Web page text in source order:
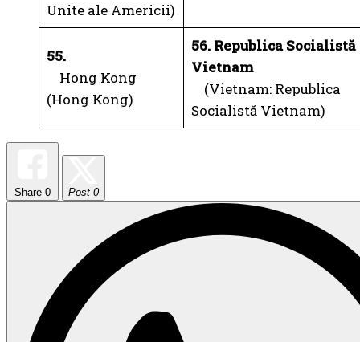
Unite ale Americii)
55.
Hong Kong
(Hong Kong)
56. Republica Socialistă
Vietnam
(Vietnam: Republica
Socialistă Vietnam)
Share 0 Post 0